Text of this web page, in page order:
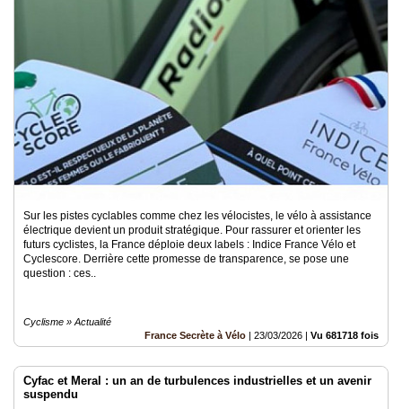
Sur les pistes cyclables comme chez les vélocistes, le vélo à assistance
électrique devient un produit stratégique. Pour rassurer et orienter les
futurs cyclistes, la France déploie deux labels : Indice France Vélo et
Cyclescore. Derrière cette promesse de transparence, se pose une
question : ces..
Cyclisme » Actualité
France Secrète à Vélo | 23/03/2026 | Vu 681718 fois
Cyfac et Meral : un an de turbulences industrielles et un avenir
suspendu